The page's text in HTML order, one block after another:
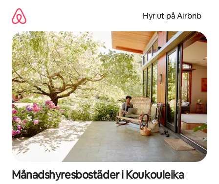
innehåll
Hyr ut på Airbnb
Månadshyresbostäder i Koukouleika